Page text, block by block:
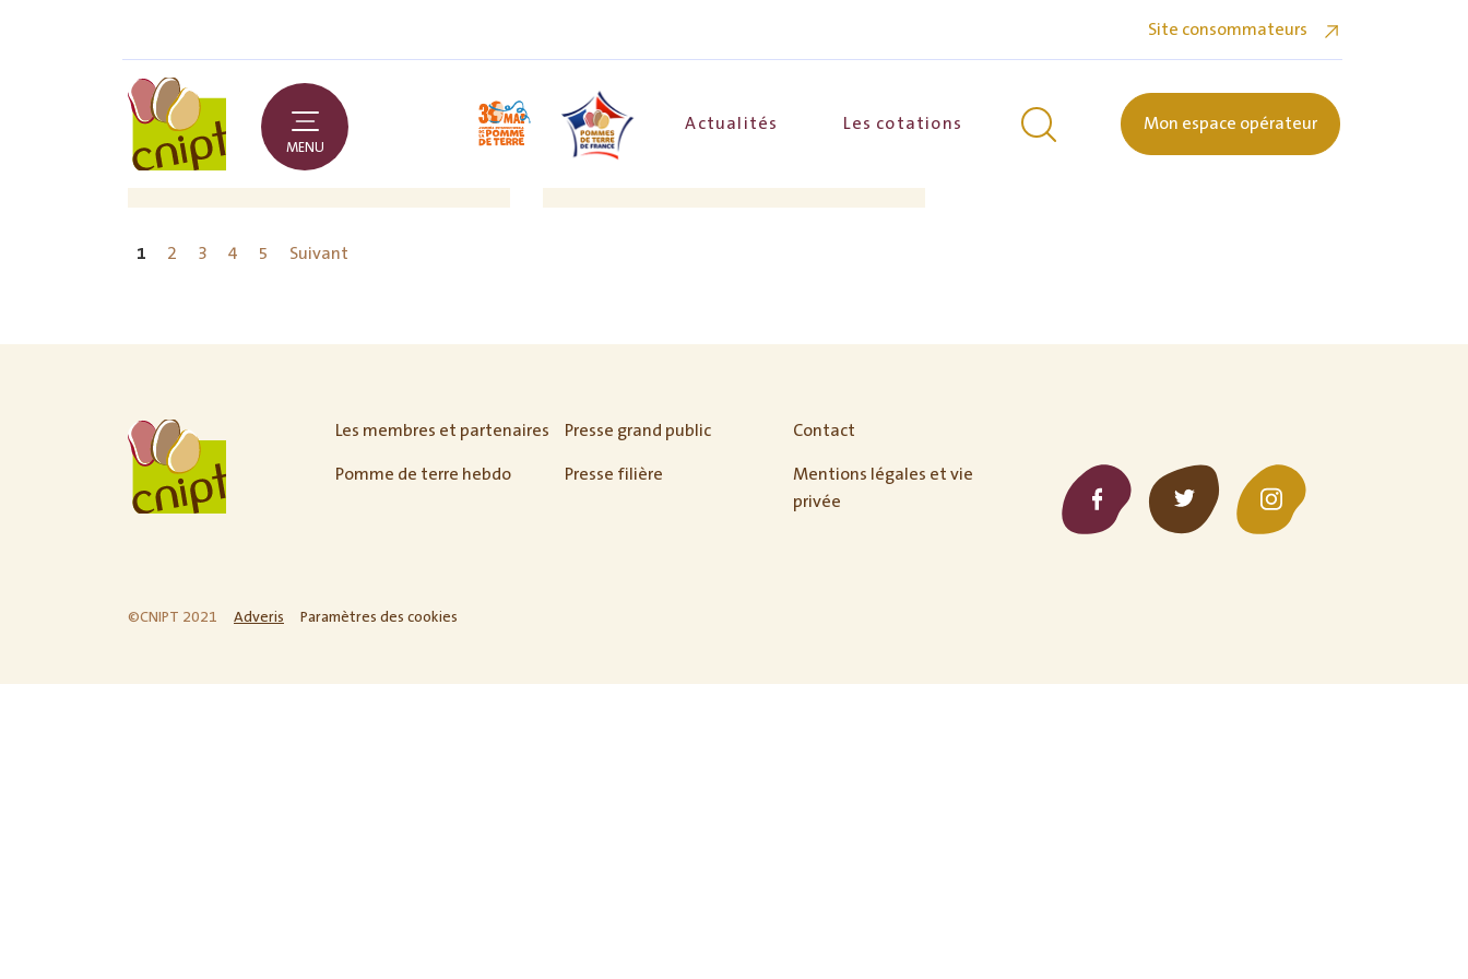
Site consommateurs
MENU
Actualités Les cotations Mon espace opérateur
1 2 3 4 5 Suivant
Les membres et partenaires Presse grand public Contact
Pomme de terre hebdo Presse filière
Mentions légales et vie
privée
©CNIPT 2021 Adveris Paramètres des cookies